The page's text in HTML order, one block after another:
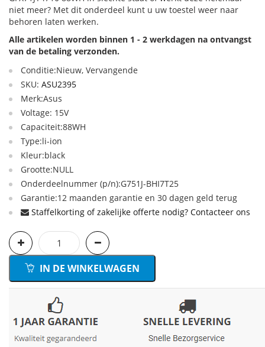
niet meer? Met dit onderdeel kunt u uw toestel weer naar
behoren laten werken.
Alle artikelen worden binnen 1 - 2 werkdagen na ontvangst
van de betaling verzonden.
Conditie:Nieuw, Vervangende
SKU: ASU2395
Merk:Asus
Voltage: 15V
Capaciteit:88WH
Type:li-ion
Kleur:black
Grootte:NULL
Onderdeelnummer (p/n):G751J-BHI7T25
Garantie:12 maanden garantie en 30 dagen geld terug
Staffelkorting of zakelijke offerte nodig? Contacteer ons
IN DE WINKELWAGEN